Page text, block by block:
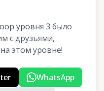
уровня 3 было
с друзьями,
этом уровне!
WhatsApp